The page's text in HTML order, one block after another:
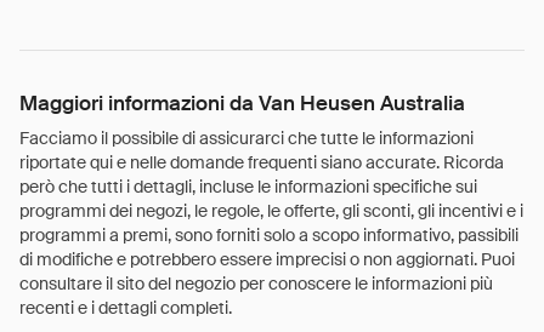
Maggiori informazioni da Van Heusen Australia
Facciamo il possibile di assicurarci che tutte le informazioni
riportate qui e nelle domande frequenti siano accurate. Ricorda
però che tutti i dettagli, incluse le informazioni specifiche sui
programmi dei negozi, le regole, le offerte, gli sconti, gli incentivi e i
programmi a premi, sono forniti solo a scopo informativo, passibili
di modifiche e potrebbero essere imprecisi o non aggiornati. Puoi
consultare il sito del negozio per conoscere le informazioni più
recenti e i dettagli completi.